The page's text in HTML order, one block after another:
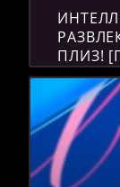
ПЛИЗ!